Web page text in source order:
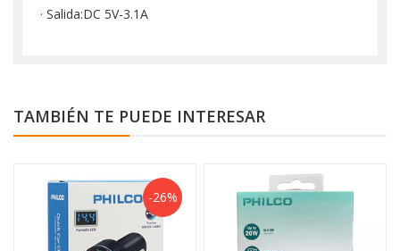
· Salida:DC 5V-3.1A
TAMBIÉN TE PUEDE INTERESAR
-26%